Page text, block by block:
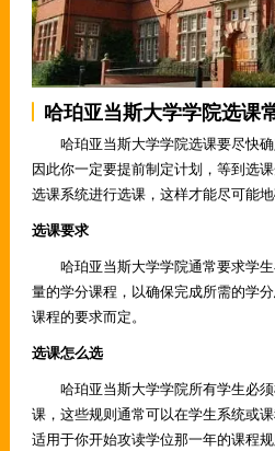
哈珀亚当斯大学学院选课
哈珀亚当斯大学学院选课要尽快确
因此你一定要提前制定计划，等到选
选课系统进行选课，这样才能尽可能
选课要求
哈珀亚当斯大学学院通常要求学生
量的学分课程，以确保完成所需的学
课程的要求而定。
选课怎么选
哈珀亚当斯大学学院所有学生必须
课，这些规则通常可以在学生系统或
适用于你开始攻读学位那一年的课程